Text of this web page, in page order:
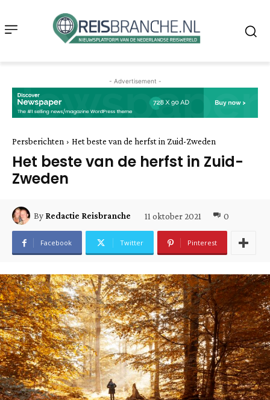
- Advertisement -
Persberichten Het beste van de herfst in Zuid-Zweden
Het beste van de herfst in Zuid-
Zweden
By Redactie Reisbranche 11 oktober 2021 0
Facebook Twitter Pinterest